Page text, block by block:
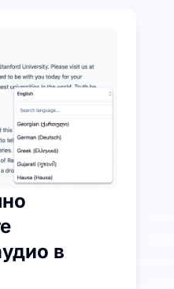
минут бесплатной
ИИ доступны помимо
резюме, майнд-
в